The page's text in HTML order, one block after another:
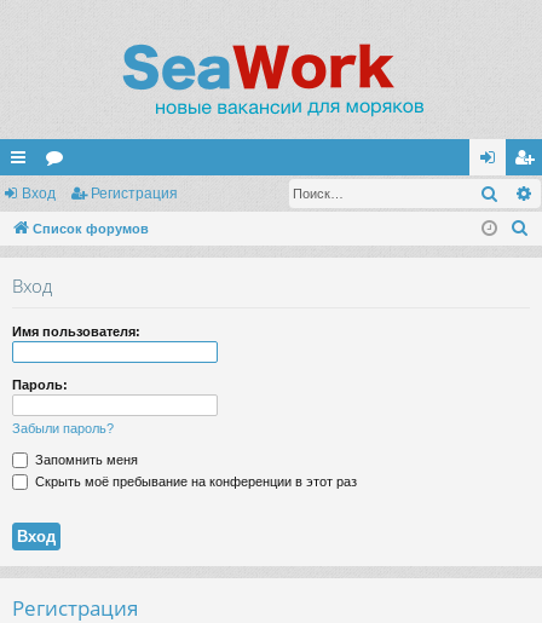
с
ы
ор
ум
хо
д
ег
ис
Вход Регистрация
Список форумов
Вход
Имя пользователя:
Пароль:
Забыли пароль?
Запомнить меня
Скрыть моё пребывание на конференции в этот раз
Регистрация